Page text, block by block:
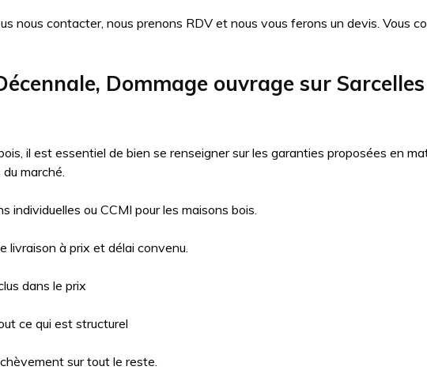
nous contacter, nous prenons RDV et nous vous ferons un devis. Vous
Dommage ouvrage sur
il est essentiel de bien se renseigner sur les garanties proposées en
marché.
individuelles ou CCMI pour les maisons bois.
livraison à prix et délai convenu.
dans le prix
ce qui est structurel
sur tout le reste.